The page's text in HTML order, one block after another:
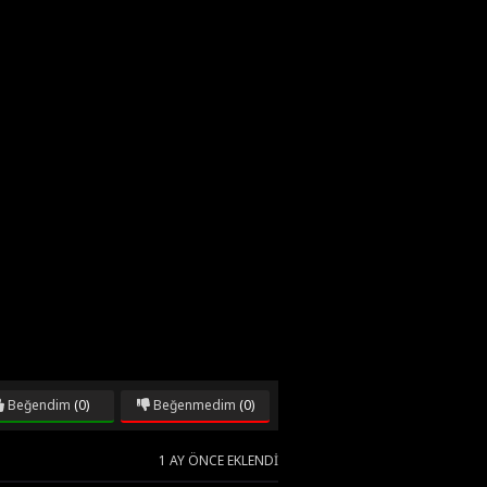
Beğendim (0) Beğenmedim (0)
1 AY ÖNCE EKLENDI